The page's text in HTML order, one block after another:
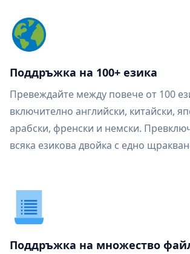
Поддръжка на 100+ езика
Превеждайте между повече от 100
включително английски, китайски,
арабски, френски и немски.
всяка езикова двойка с едно
Поддръжка на множество